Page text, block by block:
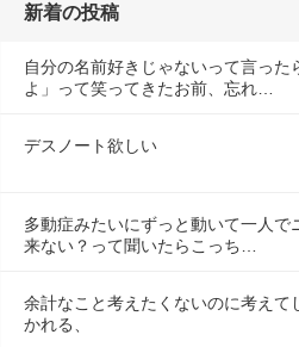
新着の投稿
自分の名前好きじゃないって言っ
よ」って笑ってきたお前、忘れ…
デスノート欲しい
多動症みたいにずっと動いて一人で
来ない？って聞いたらこっち…
余計なこと考えたくないのに考えて
かれる、